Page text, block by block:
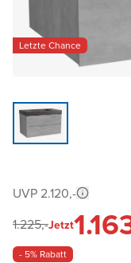
Letzte Chance
UVP 2.120,-
1.225,-Jetzt
- 5% Rabatt